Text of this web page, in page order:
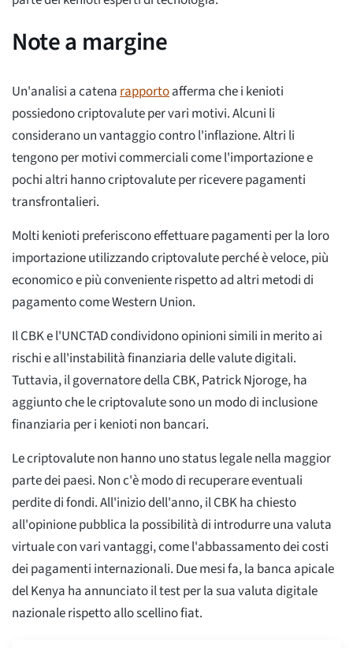
Note a margine
Un'analisi a catenarapportoafferma che i kenioti
possiedono criptovalute per vari motivi. Alcuni li
considerano un vantaggio contro l'inflazione. Altri li
tengono per motivi commerciali come l'importazione e
pochi altri hanno criptovalute per ricevere pagamenti
transfrontalieri.
Molti kenioti preferiscono effettuare pagamenti per la loro
importazione utilizzando criptovalute perché è veloce, più
economico e più conveniente rispetto ad altri metodi di
pagamento come Western Union.
Il CBK e l'UNCTAD condividono opinioni simili in merito ai
rischi e all'instabilità finanziaria delle valute digitali.
Tuttavia, il governatore della CBK, Patrick Njoroge, ha
aggiunto che le criptovalute sono un modo di inclusione
finanziaria per i kenioti non bancari.
Le criptovalute non hanno uno status legale nella maggior
parte dei paesi. Non c'è modo di recuperare eventuali
perdite di fondi. All'inizio dell'anno, il CBK ha chiesto
all'opinione pubblica la possibilità di introdurre una valuta
virtuale con vari vantaggi, come l'abbassamento dei costi
dei pagamenti internazionali. Due mesi fa, la banca apicale
del Kenya ha annunciato il test per la sua valuta digitale
nazionale rispetto allo scellino fiat.